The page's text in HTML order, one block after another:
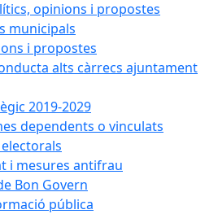
opinions i propostes
municipals
i propostes
alts càrrecs ajuntament
2019-2029
dependents o vinculats
i mesures antifrau
Bon Govern
pública